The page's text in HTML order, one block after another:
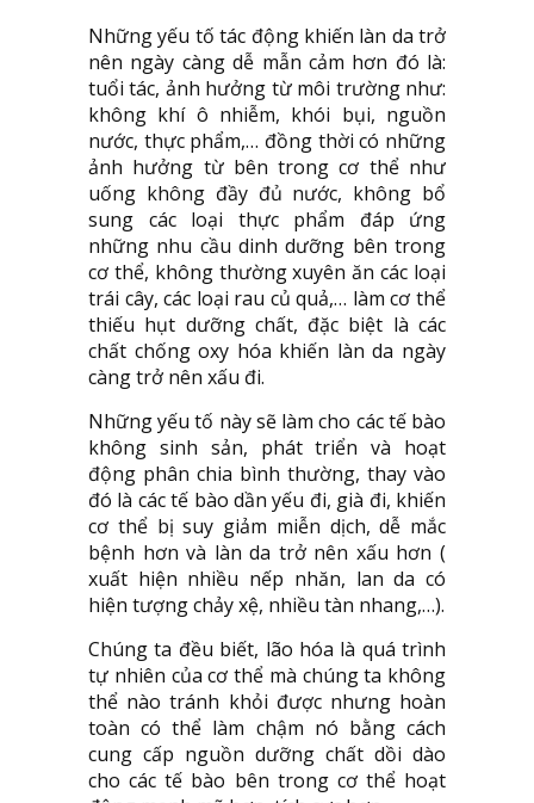
Những yếu tố tác động khiến làn da trở
nên ngày càng dễ mẫn cảm hơn đó là:
tuổi tác, ảnh hưởng từ môi trường như:
không khí ô nhiễm, khói bụi, nguồn
nước, thực phẩm,… đồng thời có những
ảnh hưởng từ bên trong cơ thể như
uống không đầy đủ nước, không bổ
sung các loại thực phẩm đáp ứng
những nhu cầu dinh dưỡng bên trong
cơ thể, không thường xuyên ăn các loại
trái cây, các loại rau củ quả,… làm cơ thể
thiếu hụt dưỡng chất, đặc biệt là các
chất chống oxy hóa khiến làn da ngày
càng trở nên xấu đi.
Những yếu tố này sẽ làm cho các tế bào
không sinh sản, phát triển và hoạt
động phân chia bình thường, thay vào
đó là các tế bào dần yếu đi, già đi, khiến
cơ thể bị suy giảm miễn dịch, dễ mắc
bệnh hơn và làn da trở nên xấu hơn (
xuất hiện nhiều nếp nhăn, lan da có
hiện tượng chảy xệ, nhiều tàn nhang,…).
Chúng ta đều biết, lão hóa là quá trình
tự nhiên của cơ thể mà chúng ta không
thể nào tránh khỏi được nhưng hoàn
toàn có thể làm chậm nó bằng cách
cung cấp nguồn dưỡng chất dồi dào
cho các tế bào bên trong cơ thể hoạt